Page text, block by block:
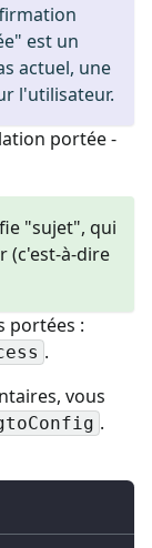
est un
actuel, une
l'utilisateur.
portée -
"sujet", qui
(c'est-à-dire
portées :
.
vous
.